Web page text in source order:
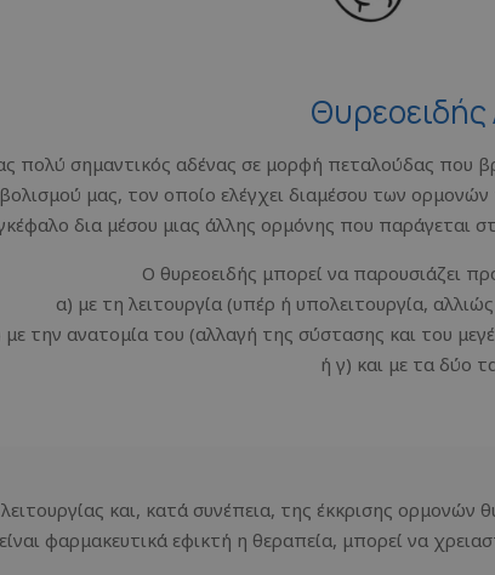
Θυρεοειδής
πολύ σημαντικός αδένας σε μορφή πεταλούδας που
μας, τον οποίο ελέγχει διαμέσου των
δια μέσου μιας άλλης ορμόνης που παράγεται
Ο θυρεοειδής μπορεί να παρουσιάζει
α) με τη λειτουργία (υπέρ ή υπολειτουργία,
με την ανατομία του (αλλαγή της σύστασης και του
ή γ) και με τα δύο
και, κατά συνέπεια, της έκκρισης ορμονών
φαρμακευτικά εφικτή η θεραπεία, μπορεί να